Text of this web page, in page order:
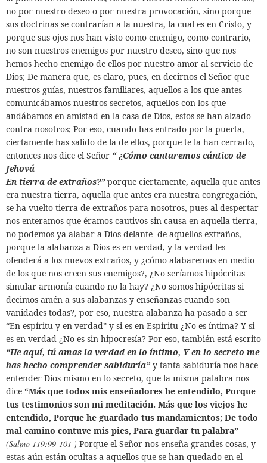
no por nuestro deseo o por nuestra provocación, sino porque
sus doctrinas se contrarían a la nuestra, la cual es en Cristo, y
porque sus ojos nos han visto como enemigo, como contrario,
no son nuestros enemigos por nuestro deseo, sino que nos
hemos hecho enemigo de ellos por nuestro amor al servicio de
Dios; De manera que, es claro, pues, en decirnos el Señor que
nuestros guías, nuestros familiares, aquellos a los que antes
comunicábamos nuestros secretos, aquellos con los que
andábamos en amistad en la casa de Dios, estos se han alzado
contra nosotros; Por eso, cuando has entrado por la puerta,
ciertamente has salido de la de ellos, porque te la han cerrado,
entonces nos dice el Señor “ ¿Cómo cantaremos cántico de
Jehová
En tierra de extraños?”porque ciertamente, aquella que antes
era nuestra tierra, aquella que antes era nuestra congregación,
se ha vuelto tierra de extraños para nosotros, pues al despertar
nos enteramos que éramos cautivos sin causa en aquella tierra,
no podemos ya alabar a Dios delante de aquellos extraños,
porque la alabanza a Dios es en verdad, y la verdad les
ofenderá a los nuevos extraños, y ¿cómo alabaremos en medio
de los que nos creen sus enemigos?, ¿No seríamos hipócritas
simular armonía cuando no la hay? ¿No somos hipócritas si
decimos amén a sus alabanzas y enseñanzas cuando son
vanidades todas?, por eso, nuestra alabanza ha pasado a ser
“En espíritu y en verdad” y si es en Espíritu ¿No es íntima? Y si
es en verdad ¿No es sin hipocresía? Por eso, también está escrito
“He aquí, tú amas la verdad en lo íntimo, Y en lo secreto me
has hecho comprender sabiduría”y tanta sabiduría nos hace
entender Dios mismo en lo secreto, que la misma palabra nos
dice “Más que todos mis enseñadores he entendido, Porque
tus testimonios son mi meditación. Más que los viejos he
entendido, Porque he guardado tus mandamientos; De todo
mal camino contuve mis pies, Para guardar tu palabra”
(Salmo 119:99-101 ) Porque el Señor nos enseña grandes cosas, y
estas aún están ocultas a aquellos que se han quedado en el